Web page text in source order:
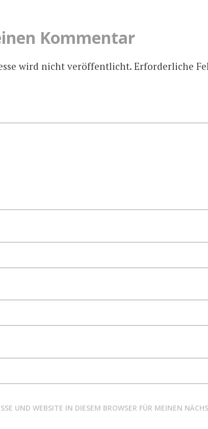
Kommentar
wird nicht veröffentlicht.Erforderliche
UND WEBSITE IN DIESEM BROWSER FÜR MEINEN